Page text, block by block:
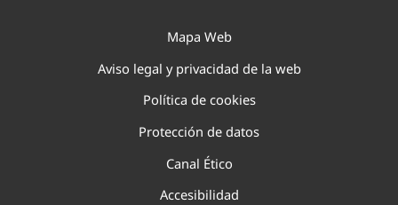
Mapa Web
Aviso legal y privacidad de la web
Política de cookies
Protección de datos
Canal Ético
Accesibilidad